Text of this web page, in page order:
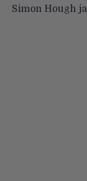
Simon Hough